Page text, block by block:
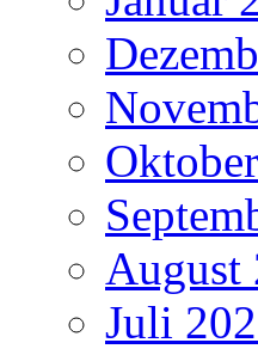
August
Juli